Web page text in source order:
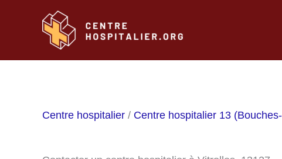
Centre hospitalier / Centre hospitalier 13